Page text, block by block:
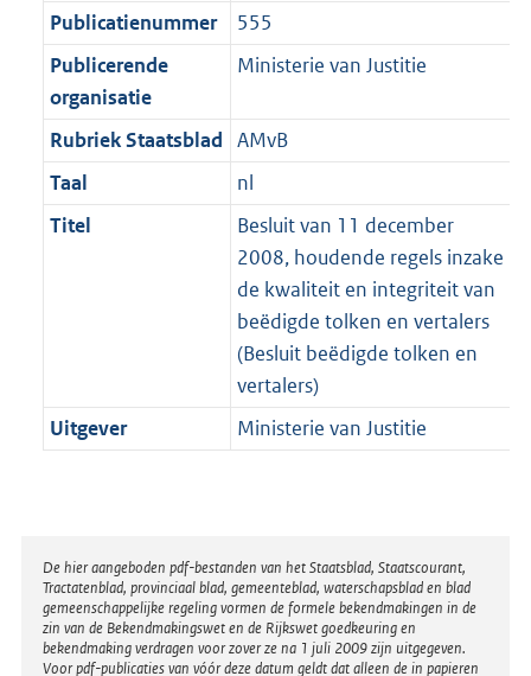
Publicatienummer
555
Publicerende
organisatie
Ministerie van Justitie
Rubriek Staatsblad AMvB
Taal
nl
Titel
Besluit van 11 december
2008, houdende regels inzake
de kwaliteit en integriteit van
beëdigde tolken en vertalers
(Besluit beëdigde tolken en
vertalers)
Uitgever
Ministerie van Justitie
Disclaimer
De hier aangeboden pdf-bestanden van het Staatsblad, Staatscourant,
Tractatenblad, provinciaal blad, gemeenteblad, waterschapsblad en blad
gemeenschappelijke regeling vormen de formele bekendmakingen in de
zin van de Bekendmakingswet en de Rijkswet goedkeuring en
bekendmaking verdragen voor zover ze na 1 juli 2009 zijn uitgegeven.
Voor pdf-publicaties van vóór deze datum geldt dat alleen de in papieren